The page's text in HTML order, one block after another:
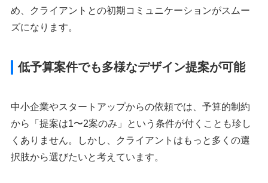
め、クライアントとの初期コミュニケーションがスムー
ズになります。
低予算案件でも多様なデザイン提案が可能
中小企業やスタートアップからの依頼では、予算的制約
から「提案は1〜2案のみ」という条件が付くことも珍し
くありません。しかし、クライアントはもっと多くの選
択肢から選びたいと考えています。